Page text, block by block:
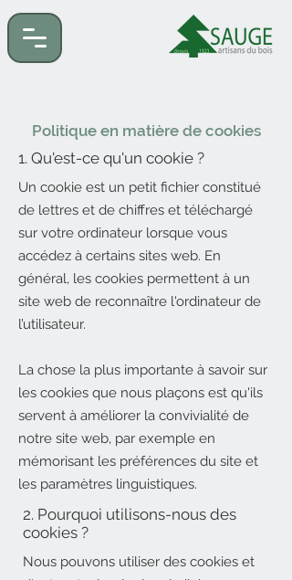
Politique en matière de cookies
1. Qu'est-ce qu'un cookie ?
Un cookie est un petit fichier constitué
de lettres et de chiffres et téléchargé
sur votre ordinateur lorsque vous
accédez à certains sites web. En
général, les cookies permettent à un
site web de reconnaître l'ordinateur de
l’utilisateur.
La chose la plus importante à savoir sur
les cookies que nous plaçons est qu'ils
servent à améliorer la convivialité de
notre site web, par exemple en
mémorisant les préférences du site et
les paramètres linguistiques.
2. Pourquoi utilisons-nous des
cookies ?
Nous pouvons utiliser des cookies et